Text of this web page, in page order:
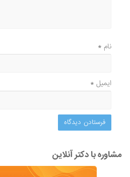
نام*
ایمیل*
مشاوره با دکتر آنلاین